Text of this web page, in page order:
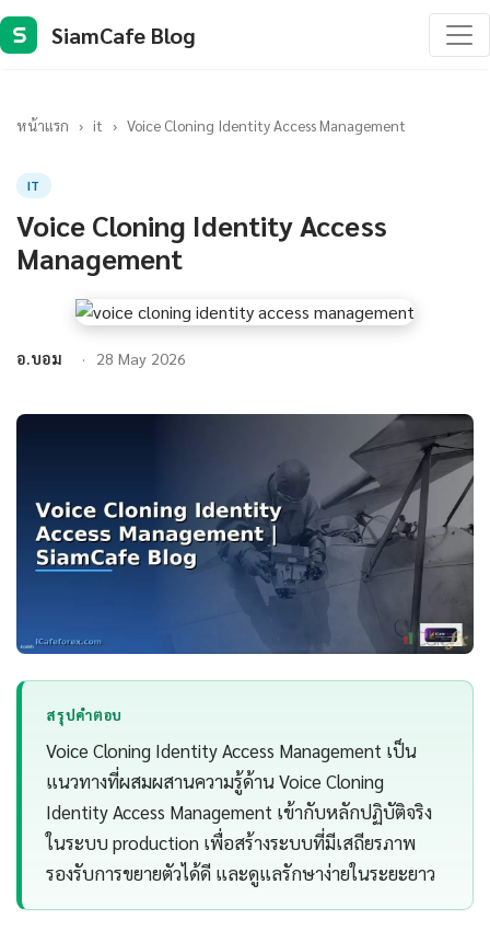
S SiamCafe Blog
หน้าแรก › it › Voice Cloning Identity Access Management
IT
Voice Cloning Identity Access
Management
อ.บอม 28 May 2026
สรุปคำตอบ
Voice Cloning Identity Access Management เป็น
แนวทางที่ผสมผสานความรู้ด้าน Voice Cloning
Identity Access Management เข้ากับหลักปฏิบัติจริง
ในระบบ production เพื่อสร้างระบบที่มีเสถียรภาพ
รองรับการขยายตัวได้ดี และดูแลรักษาง่ายในระยะยาว